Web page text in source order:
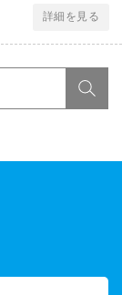
詳細を見る